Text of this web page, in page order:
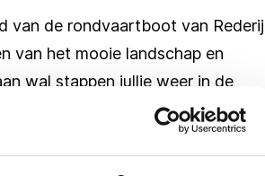
van de rondvaartboot van Rederij
van het mooie landschap en
wal stappen jullie weer in de
Ruggestee ontvangen met een